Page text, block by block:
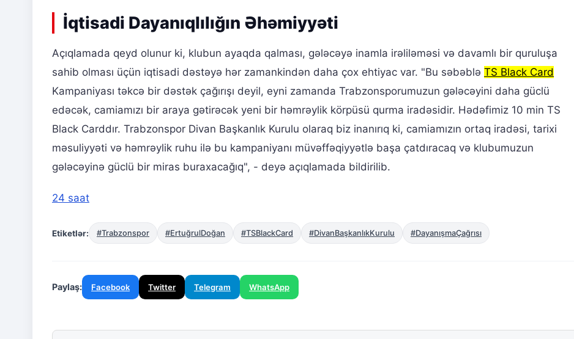
İqtisadi Dayanıqlılığın Əhəmiyyəti
Açıqlamada qeyd olunur ki, klubun ayaqda qalması, gələcəyə inamla irəliləməsi və davamlı bir quruluşa
sahib olması üçün iqtisadi dəstəyə hər zamankindən daha çox ehtiyac var. "Bu səbəblə TS Black Card
Kampaniyası təkcə bir dəstək çağırışı deyil, eyni zamanda Trabzonsporumuzun gələcəyini daha güclü
edəcək, camiamızı bir araya gətirəcək yeni bir həmrəylik körpüsü qurma iradəsidir. Hədəfimiz 10 min TS
Black Carddır. Trabzonspor Divan Başkanlık Kurulu olaraq biz inanırıq ki, camiamızın ortaq iradəsi, tarixi
məsuliyyəti və həmrəylik ruhu ilə bu kampaniyanı müvəffəqiyyətlə başa çatdıracaq və klubumuzun
gələcəyinə güclü bir miras buraxacağıq", - deyə açıqlamada bildirilib.
24 saat
Etiketlər: #Trabzonspor #ErtuğrulDoğan #TSBlackCard #DivanBaşkanlıkKurulu #DayanışmaÇağrısı
Paylaş: Facebook Twitter Telegram WhatsApp